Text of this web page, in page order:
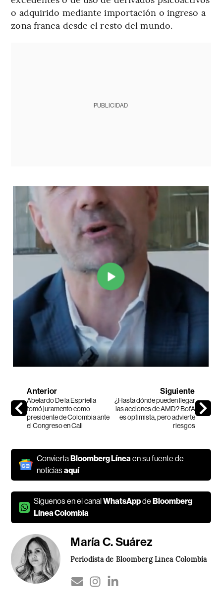
o adquirido mediante importación o ingreso a
zona franca desde el resto del mundo.
PUBLICIDAD
Anterior
Abelardo De la Espriella
tomó juramento como
presidente de Colombia ante
el Congreso en Cali
Siguiente
¿Hasta dónde pueden llegar
las acciones de AMD? BofA
es optimista, pero advierte
riesgos
ConviertaBloomberg Línea en su fuente de
noticiasaquí
Síguenos en el canalWhatsAppdeBloomberg
Línea Colombia
María C. Suárez
Periodista de Bloomberg Línea Colombia